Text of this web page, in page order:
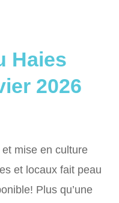
Haies
2026
mise en culture
et locaux fait peau
Plus qu’une